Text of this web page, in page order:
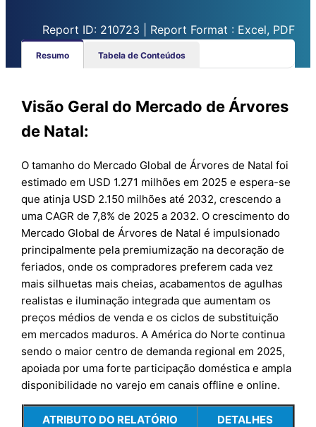
Report ID: 210723 | Report Format : Excel, PDF
Resumo Tabela de Conteúdos
Visão Geral do Mercado de Árvores
de Natal:
O tamanho do Mercado Global de Árvores de Natal foi
estimado em USD 1.271 milhões em 2025 e espera-se
que atinja USD 2.150 milhões até 2032, crescendo a
uma CAGR de 7,8% de 2025 a 2032. O crescimento do
Mercado Global de Árvores de Natal é impulsionado
principalmente pela premiumização na decoração de
feriados, onde os compradores preferem cada vez
mais silhuetas mais cheias, acabamentos de agulhas
realistas e iluminação integrada que aumentam os
preços médios de venda e os ciclos de substituição
em mercados maduros. A América do Norte continua
sendo o maior centro de demanda regional em 2025,
apoiada por uma forte participação doméstica e ampla
disponibilidade no varejo em canais offline e online.
ATRIBUTO DO RELATÓRIO
DETALHES